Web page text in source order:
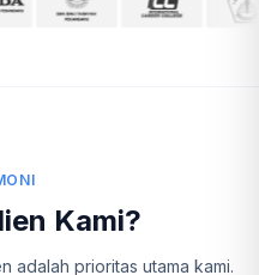
Kami?
adalah prioritas utama kami.